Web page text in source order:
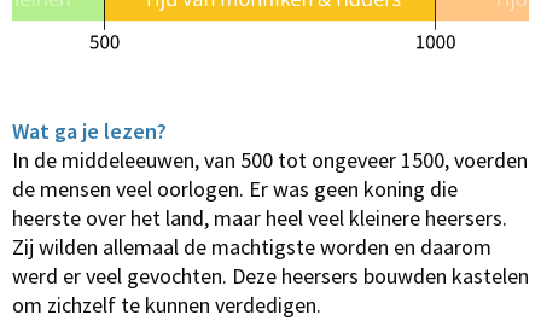
Wat ga je lezen?
In de middeleeuwen, van 500 tot ongeveer 1500, voerden
de mensen veel oorlogen. Er was geen koning die
heerste over het land, maar heel veel kleinere heersers.
Zij wilden allemaal de machtigste worden en daarom
werd er veel gevochten. Deze heersers bouwden kastelen
om zichzelf te kunnen verdedigen.